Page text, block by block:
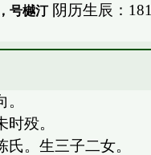
号樾汀阴历生辰：
殁。
。生三子二女。